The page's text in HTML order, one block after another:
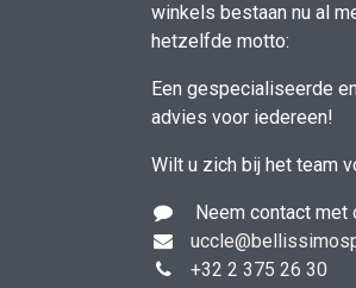
winkels bestaan nu al
hetzelfde motto:
Een gespecialiseerde
advies voor iedereen!
Wilt u zich bij het team
Neem contact met
uccle
+32 2 375 26 30